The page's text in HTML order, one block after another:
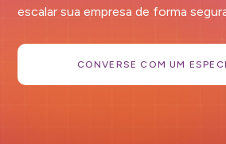
escalar sua empresa de forma
CONVERSE COM UM